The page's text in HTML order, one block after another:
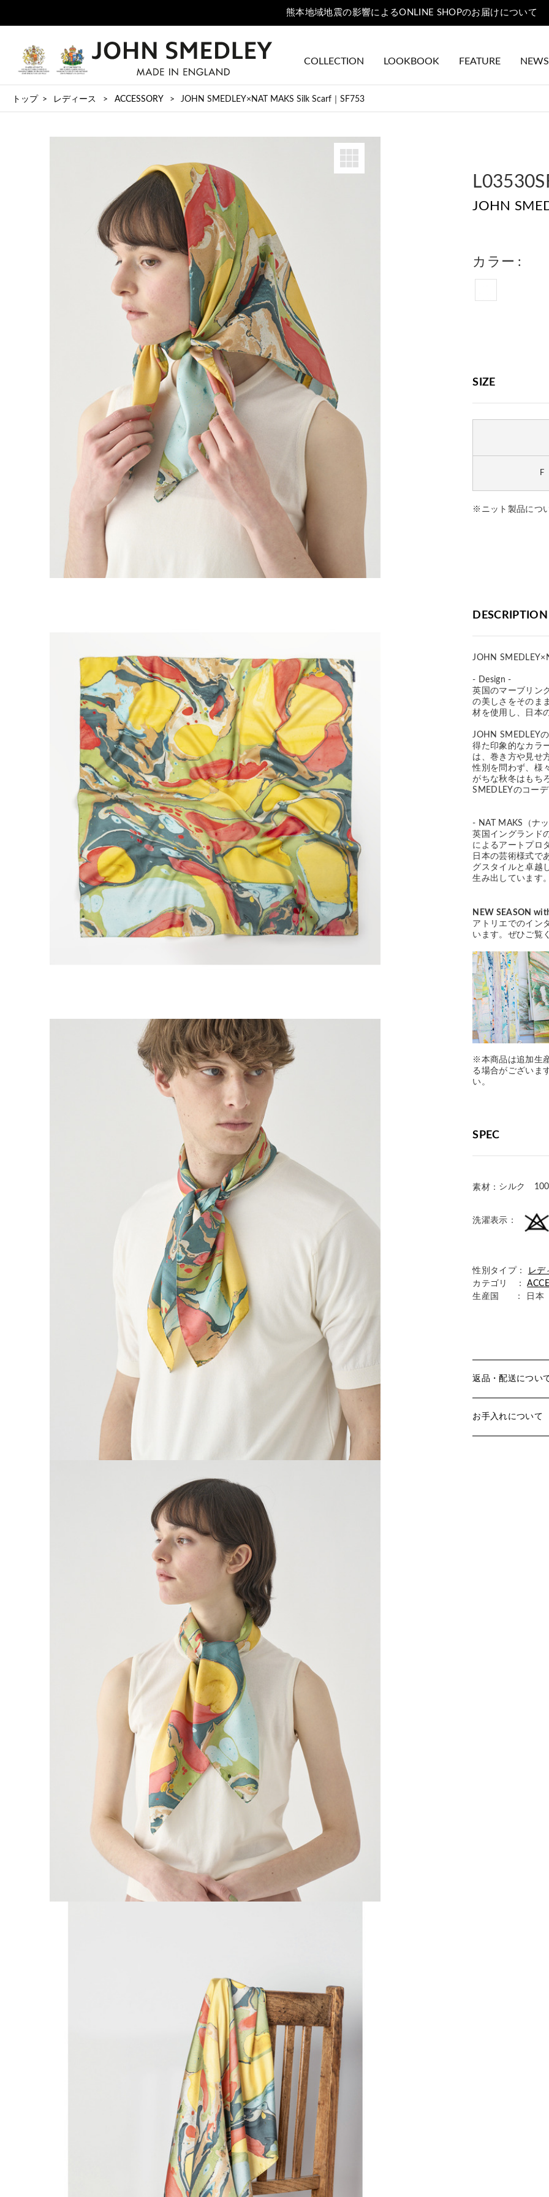
熊本地域地震の影響によるONLINE SHOPのお届けについて
COLLECTION LOOKBOOK FEATURE NEWS
トップ レディース ACCESSORY JOHN SMEDLEY×NAT MAKS Silk Scarf｜SF753
JOHN
カラー
SIZE
F
※ニット製品につ
DESCRIPTION
JOHN
- Design -
英国のマーブリン
の美しさをそのま
材を使用し、日本
JOHN SMEDLEY
得た印象的なカラ
は、巻き方や見せ
性別を問わず、様
がちな秋冬はもち
SMEDLEYのコー
- NAT MAKS（ナ
英国イングランド
によるアートプロ
日本の芸術様式で
グスタイルと卓越
生み出しています
NEW SEASON
アトリエでのイン
います。ぜひご覧
※本商品は追加生
る場合がございま
い。
SPEC
素材： シルク
洗濯表示：
性別タイプ：
レデ
カテゴリ ：
生産国
： 日本
返品・配送につい
お手入れについて